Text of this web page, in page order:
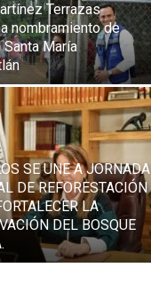
Terrazas
nombramiento de
Santa María
SE UNE A JORNADA
DE REFORESTACIÓN
LA
DEL BOSQUE